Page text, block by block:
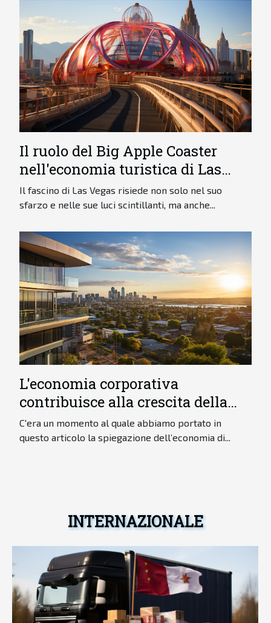
Il ruolo del Big Apple Coaster
nell'economia turistica di Las
Vegas
Il fascino di Las Vegas risiede non solo nel suo
sfarzo e nelle sue luci scintillanti, ma anche...
L'economia corporativa
contribuisce alla crescita della
città
C'era un momento al quale abbiamo portato in
questo articolo la spiegazione dell’economia di...
INTERNAZIONALE